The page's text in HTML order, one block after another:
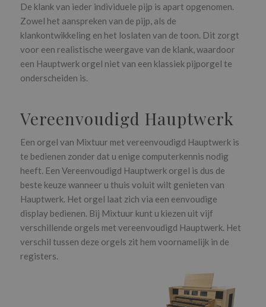
De klank van ieder individuele pijp is apart opgenomen.
Zowel het aanspreken van de pijp, als de
klankontwikkeling en het loslaten van de toon. Dit zorgt
voor een realistische weergave van de klank, waardoor
een Hauptwerk orgel niet van een klassiek pijporgel te
onderscheiden is.
Vereenvoudigd Hauptwerk
Een orgel van Mixtuur met vereenvoudigd Hauptwerk is
te bedienen zonder dat u enige computerkennis nodig
heeft. Een Vereenvoudigd Hauptwerk orgel is dus de
beste keuze wanneer u thuis voluit wilt genieten van
Hauptwerk. Het orgel laat zich via een eenvoudige
display bedienen. Bij Mixtuur kunt u kiezen uit vijf
verschillende orgels met vereenvoudigd Hauptwerk. Het
verschil tussen deze orgels zit hem voornamelijk in de
registers.